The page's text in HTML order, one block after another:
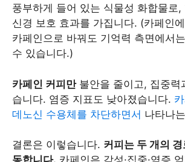
풍부하게 들어 있는 식물성 화합물로
신경 보호 효과를 가집니다. (카페인
카페인으로 바꿔도 기억력 측면에서
수 있습니다.)
카페인 커피만불안을 줄이고, 집중력
습니다. 염증 지표도 낮아졌습니다.
데노신 수용체를 차단하면서 나타나
결론은 이렇습니다. 커피는 두 개의